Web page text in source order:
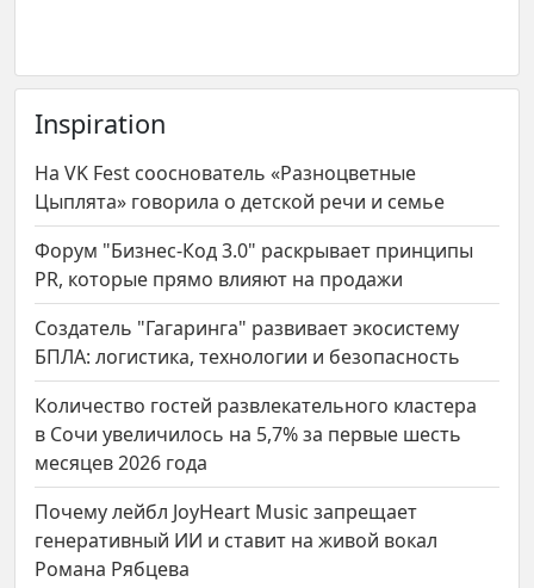
Inspiration
На VK Fest сооснователь «Разноцветные
Цыплята» говорила о детской речи и семье
Форум "Бизнес-Код 3.0" раскрывает принципы
PR, которые прямо влияют на продажи
Создатель "Гагаринга" развивает экосистему
БПЛА: логистика, технологии и безопасность
Количество гостей развлекательного кластера
в Сочи увеличилось на 5,7% за первые шесть
месяцев 2026 года
Почему лейбл JoyHeart Music запрещает
генеративный ИИ и ставит на живой вокал
Романа Рябцева